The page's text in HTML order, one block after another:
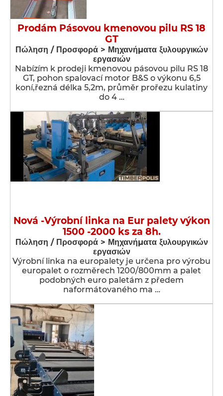
Prodám Pásovou kmenovou pilu RS 18
GT
Πώληση / Προσφορά > Μηχανήματα ξυλουργικών
εργασιών
Nabízím k prodeji kmenovou pásovou pilu RS 18
GT, pohon spalovací motor B&S o výkonu 6,5
koní,řezná délka 5,2m, průměr prořezu kulatiny
do 4 …
Nová -Výrobní linka na Eur palety výkon
1500 -2000 ks za 8h.
Πώληση / Προσφορά > Μηχανήματα ξυλουργικών
εργασιών
Výrobní linka na europalety je určena pro výrobu
europalet o rozměrech 1200/800mm a palet
podobných euro paletám z předem
naformátovaného ma …